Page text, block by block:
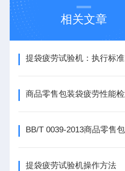
相关文章
提袋疲劳试验机：执行标准
提袋疲劳试验机操作方法